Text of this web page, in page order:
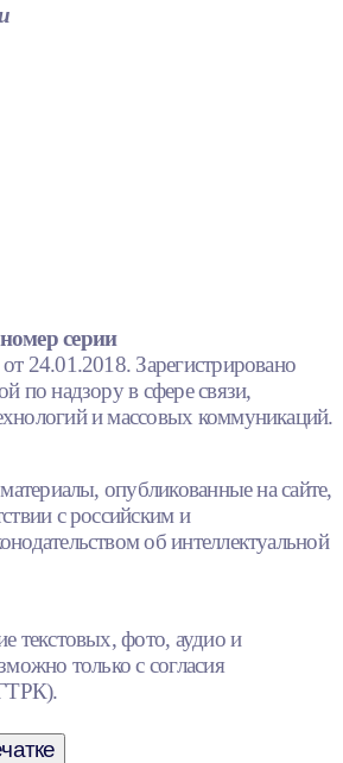
серии
24.01.2018. Зарегистрировано
по надзору в сфере связи,
и массовых коммуникаций.
опубликованные на сайте,
с российским и
об интеллектуальной
текстовых, фото, аудио и
только с согласия